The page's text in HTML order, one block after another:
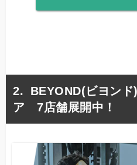
BEYOND(ビヨンド
ア 7店舗展開中！